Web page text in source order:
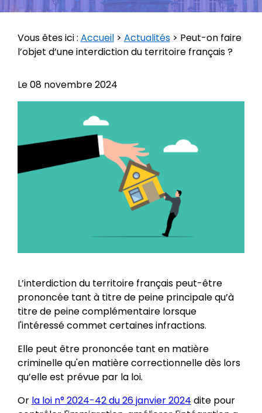
Vous êtes ici : Accueil> Actualités> Peut-on faire
l’objet d’une interdiction du territoire français ?
Le08 novembre 2024
L’interdiction du territoire français peut-être
prononcée tant à titre de peine principale qu’à
titre de peine complémentaire lorsque
l'intéressé commet certaines infractions.
Elle peut être prononcée tant en matière
criminelle qu'en matière correctionnelle dès lors
qu’elle est prévue par la loi.
Or la loi n° 2024-42 du 26 janvier 2024 dite pour